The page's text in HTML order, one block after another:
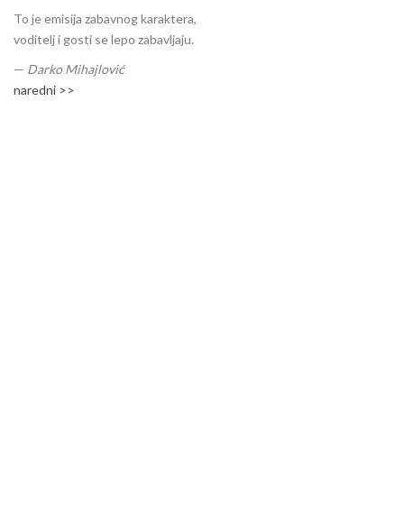
To je emisija zabavnog karaktera,
voditelj i gosti se lepo zabavljaju.
— Darko Mihajlović
naredni >>